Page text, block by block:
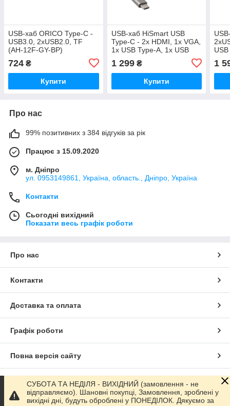
USB-хаб ORICO Type-C -
USB3.0, 2xUSB2.0, TF
(AH-12F-GY-BP)
724 ₴
Купити
USB-хаб HiSmart USB
Type-C - 2x HDMI, 1x VGA,
1x USB Type-A, 1x USB
1 299₴
Купити
1
Про нас
99% позитивних з 384 відгуків за рік
Працює з 15.09.2020
м. Дніпро
ул. 0953149861, Україна, область., Дніпро, Україна
Контакти
Сьогодні вихідний
Показати весь графік роботи
Про нас
Контакти
Доставка та оплата
Графік роботи
Повна версія сайту
Сайт створено на маркетплейсіProm.ua
СУБОТА ТА НЕДІЛЯ - ВИХІДНИЙ (замовлення - не
відправляємо). Шановні покупці, Замовлення, зроблені у
вихідні дні, будуть оброблені у ПОНЕДІЛОК. Дякуємо за